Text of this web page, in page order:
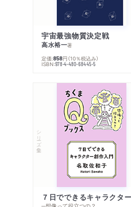
宇宙最強物質決定戦
高水裕一著
定価:858円 （10％税込み）
ISBN:978-4-480-68445-5
シリーズ・全集